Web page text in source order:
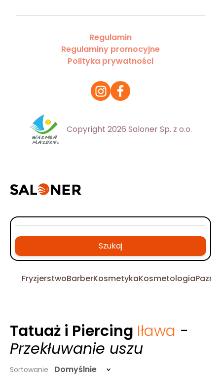
Regulamin
Regulaminy promocyjne
Polityka prywatności
Copyright 2026 Saloner Sp. z o.o.
Szukaj
FryzjerstwoBarberKosmetykaKosmetologia
Tatuaż i Piercing Iława -
Przekłuwanie uszu
Sortowanie Domyślnie